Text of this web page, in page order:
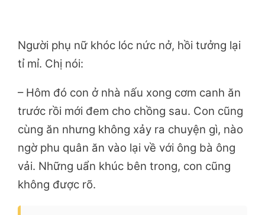
Người phụ nữ khóc lóc nức nở, hồi tưởng lại
tỉ mỉ. Chị nói:
– Hôm đó con ở nhà nấu xong cơm canh ăn
trước rồi mới đem cho chồng sau. Con cũng
cùng ăn nhưng không xảy ra chuyện gì, nào
ngờ phu quân ăn vào lại về với ông bà ông
vải. Những uẩn khúc bên trong, con cũng
không được rõ.